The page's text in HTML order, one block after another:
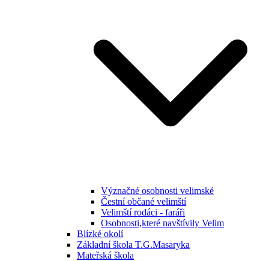
Význačné osobnosti velimské
Čestní občané velimští
Velimští rodáci - faráři
Osobnosti,které navštívily Velim
Blízké okolí
Základní škola T.G.Masaryka
Mateřská škola